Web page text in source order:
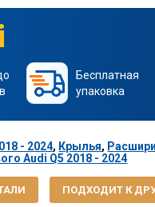
Бесплатная
упаковка
- 2024, Крылья,
Audi Q5 2018 - 2024
ПОДХОДИТ К